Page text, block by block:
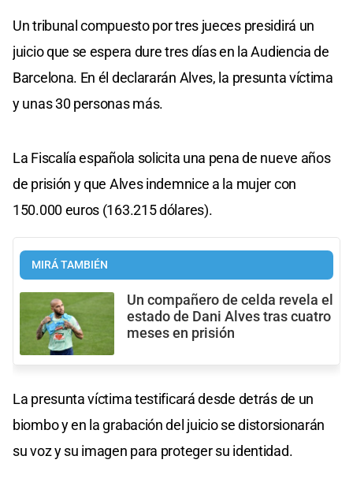
Un tribunal compuesto por tres jueces presidirá un
juicio que se espera dure tres días en la Audiencia de
Barcelona. En él declararán Alves, la presunta víctima
y unas 30 personas más.
La Fiscalía española solicita una pena de nueve años
de prisión y que Alves indemnice a la mujer con
150.000 euros (163.215 dólares).
MIRÁ TAMBIÉN
Un compañero de celda revela el
estado de Dani Alves tras cuatro
meses en prisión
La presunta víctima testificará desde detrás de un
biombo y en la grabación del juicio se distorsionarán
su voz y su imagen para proteger su identidad.